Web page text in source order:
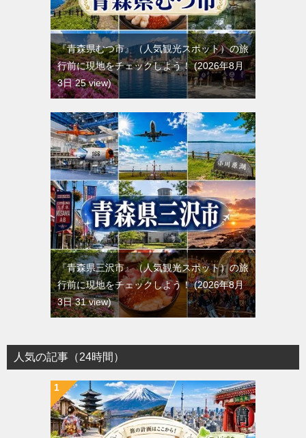
『青森県むつ市』（人気観光スポット）の旅
行前に現地をチェックしよう！ 2026年8月
3日 25 view
『青森県三沢市』（人気観光スポット）の旅
行前に現地をチェックしよう！ 2026年8月
3日 31 view
人気の記事（24時間）